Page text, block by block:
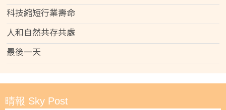
科技縮短行業壽命
人和自然共存共處
最後一天
晴報 Sky Post